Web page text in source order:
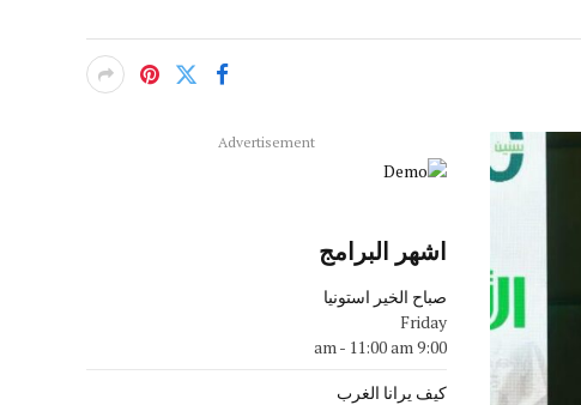
Advertisement
اشهر البرامج
صباح الخير استونيا
Friday
9:00 am
- 11:00 am
كيف يرانا الغرب